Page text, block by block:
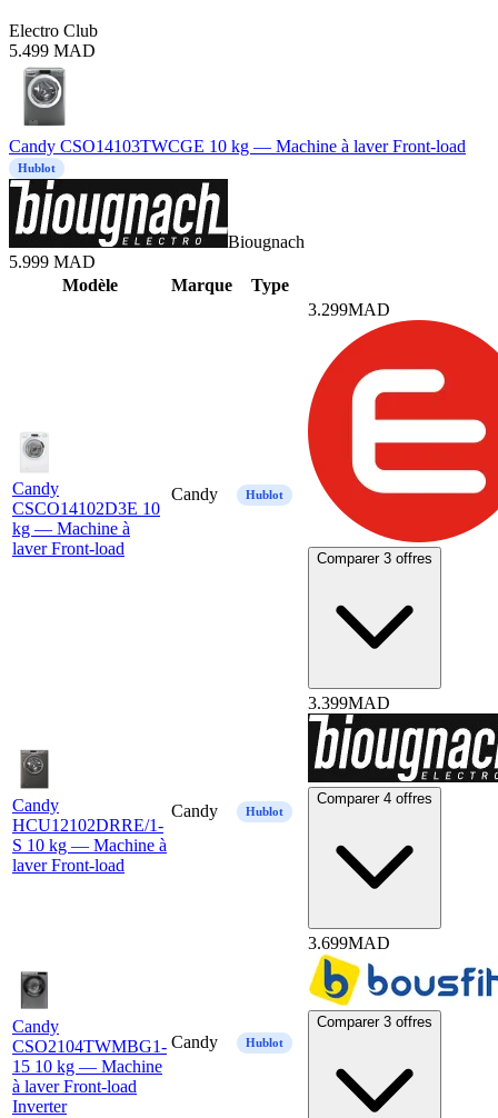
Electro Club
5.499 MAD
Candy CSO14103TWCGE 10 kg — Machine à laver Front-load
Hublot
Biougnach
5.999 MAD
Modèle Marque Type
Candy
CSCO14102D3E 10
kg — Machine à
laver Front-load
Candy Hublot
3.299MAD
Comparer 3 offres
Candy
HCU12102DRRE/1-
S 10 kg — Machine à
laver Front-load
Candy Hublot
3.399MAD
Comparer 4 offres
Candy
CSO2104TWMBG1-
15 10 kg — Machine
à laver Front-load
Inverter
Candy Hublot
3.699MAD
Comparer 3 offres